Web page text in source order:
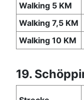
Walking 5 KM
Walking 7,5 KM
Walking 10 KM
19.